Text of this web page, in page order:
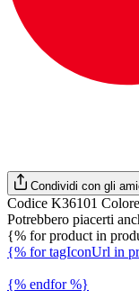
Condividi con gli
Codice K36101
Potrebbero piacerti
{% for product in
{% for tagIconUrl in
{% endfor %}